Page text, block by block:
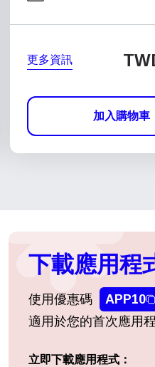
更多資訊
加入購物車
下載應用程
使用優惠碼
APP10
適用於您的首次應用程
立即下載應用程式：